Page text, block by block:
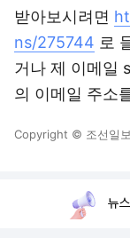
받아보시려면
ns/275744 로
거나 제 이메일
의 이메일 주소
Copyright © 조선일
뉴